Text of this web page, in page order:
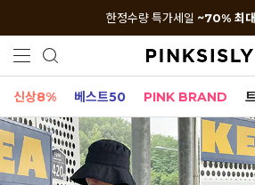
한정수량 특가세일 ~70% 최
신상8% 베스트50 PINK BRAND